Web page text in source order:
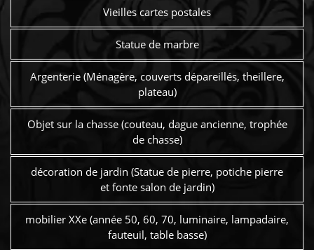
Vieilles cartes postales
Statue de marbre
Argenterie (Ménagère, couverts dépareillés, theillere,
plateau)
Objet sur la chasse (couteau, dague ancienne, trophée
de chasse)
décoration de jardin (Statue de pierre, potiche pierre
et fonte salon de jardin)
mobilier XXe (année 50, 60, 70, luminaire, lampadaire,
fauteuil, table basse)